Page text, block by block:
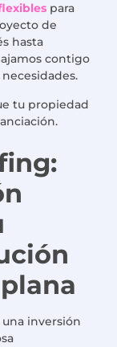
para
de
hasta
contigo
tu propiedad
una inversión